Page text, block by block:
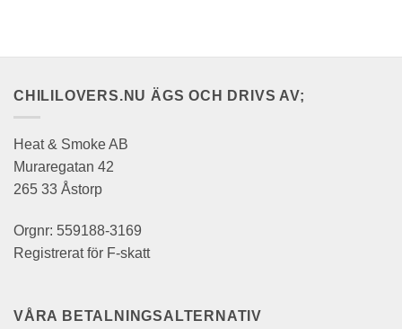
CHILILOVERS.NU ÄGS OCH DRIVS AV;
Heat & Smoke AB
Muraregatan 42
265 33 Åstorp
Orgnr: 559188-3169
Registrerat för F-skatt
VÅRA BETALNINGSALTERNATIV